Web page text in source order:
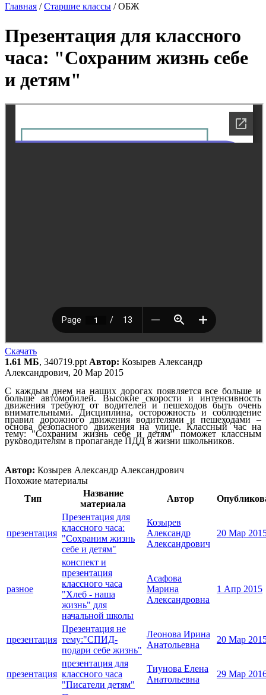
Главная /Старшие классы /ОБЖ
Презентация для классного
часа: "Сохраним жизнь себе
и детям"
Скачать
1.61 МБ, 340719.ppt Автор: Козырев Александр
Александрович, 20 Мар 2015
С каждым днем на наших дорогах появляется все больше и
больше автомобилей. Высокие скорости и интенсивность
движения требуют от водителей и пешеходов быть очень
внимательными. Дисциплина, осторожность и соблюдение
правил дорожного движения водителями и пешеходами –
основа безопасного движения на улице. Классный час на
тему: "Сохраним жизнь себе и детям" поможет классным
руководителям в пропаганде ПДД в жизни школьников.
Автор: Козырев Александр Александрович
Похожие материалы
Тип
Название
материала
Автор
презентация
Презентация для
классного часа:
"Сохраним жизнь
себе и детям"
Козырев
Александр
Александрович
20 Мар
разное
конспект и
презентация
классного часа
"Хлеб - наша
жизнь" для
начальной школы
Асафова
Марина
Александровна
1 Апр 2015
презентация
Презентация не
тему:"СПИД-
подари себе жизнь"
Леонова Ирина
Анатольевна
20 Мар
презентация
презентация для
классного часа
"Писатели детям"
Тиунова Елена
Анатольевна
29 Мар